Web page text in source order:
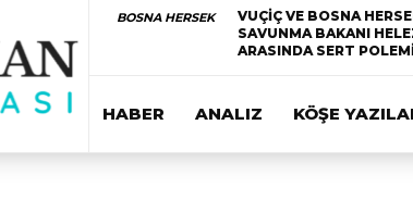
BOSNA HERSEK
VUÇİÇ VE BOSNA
SAVUNMA BAKANI
ARASINDA SERT
HABER ANALIZ KÖŞE